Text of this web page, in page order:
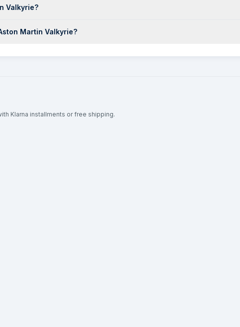
Valkyrie?
Martin Valkyrie?
Klarna installments or free shipping.